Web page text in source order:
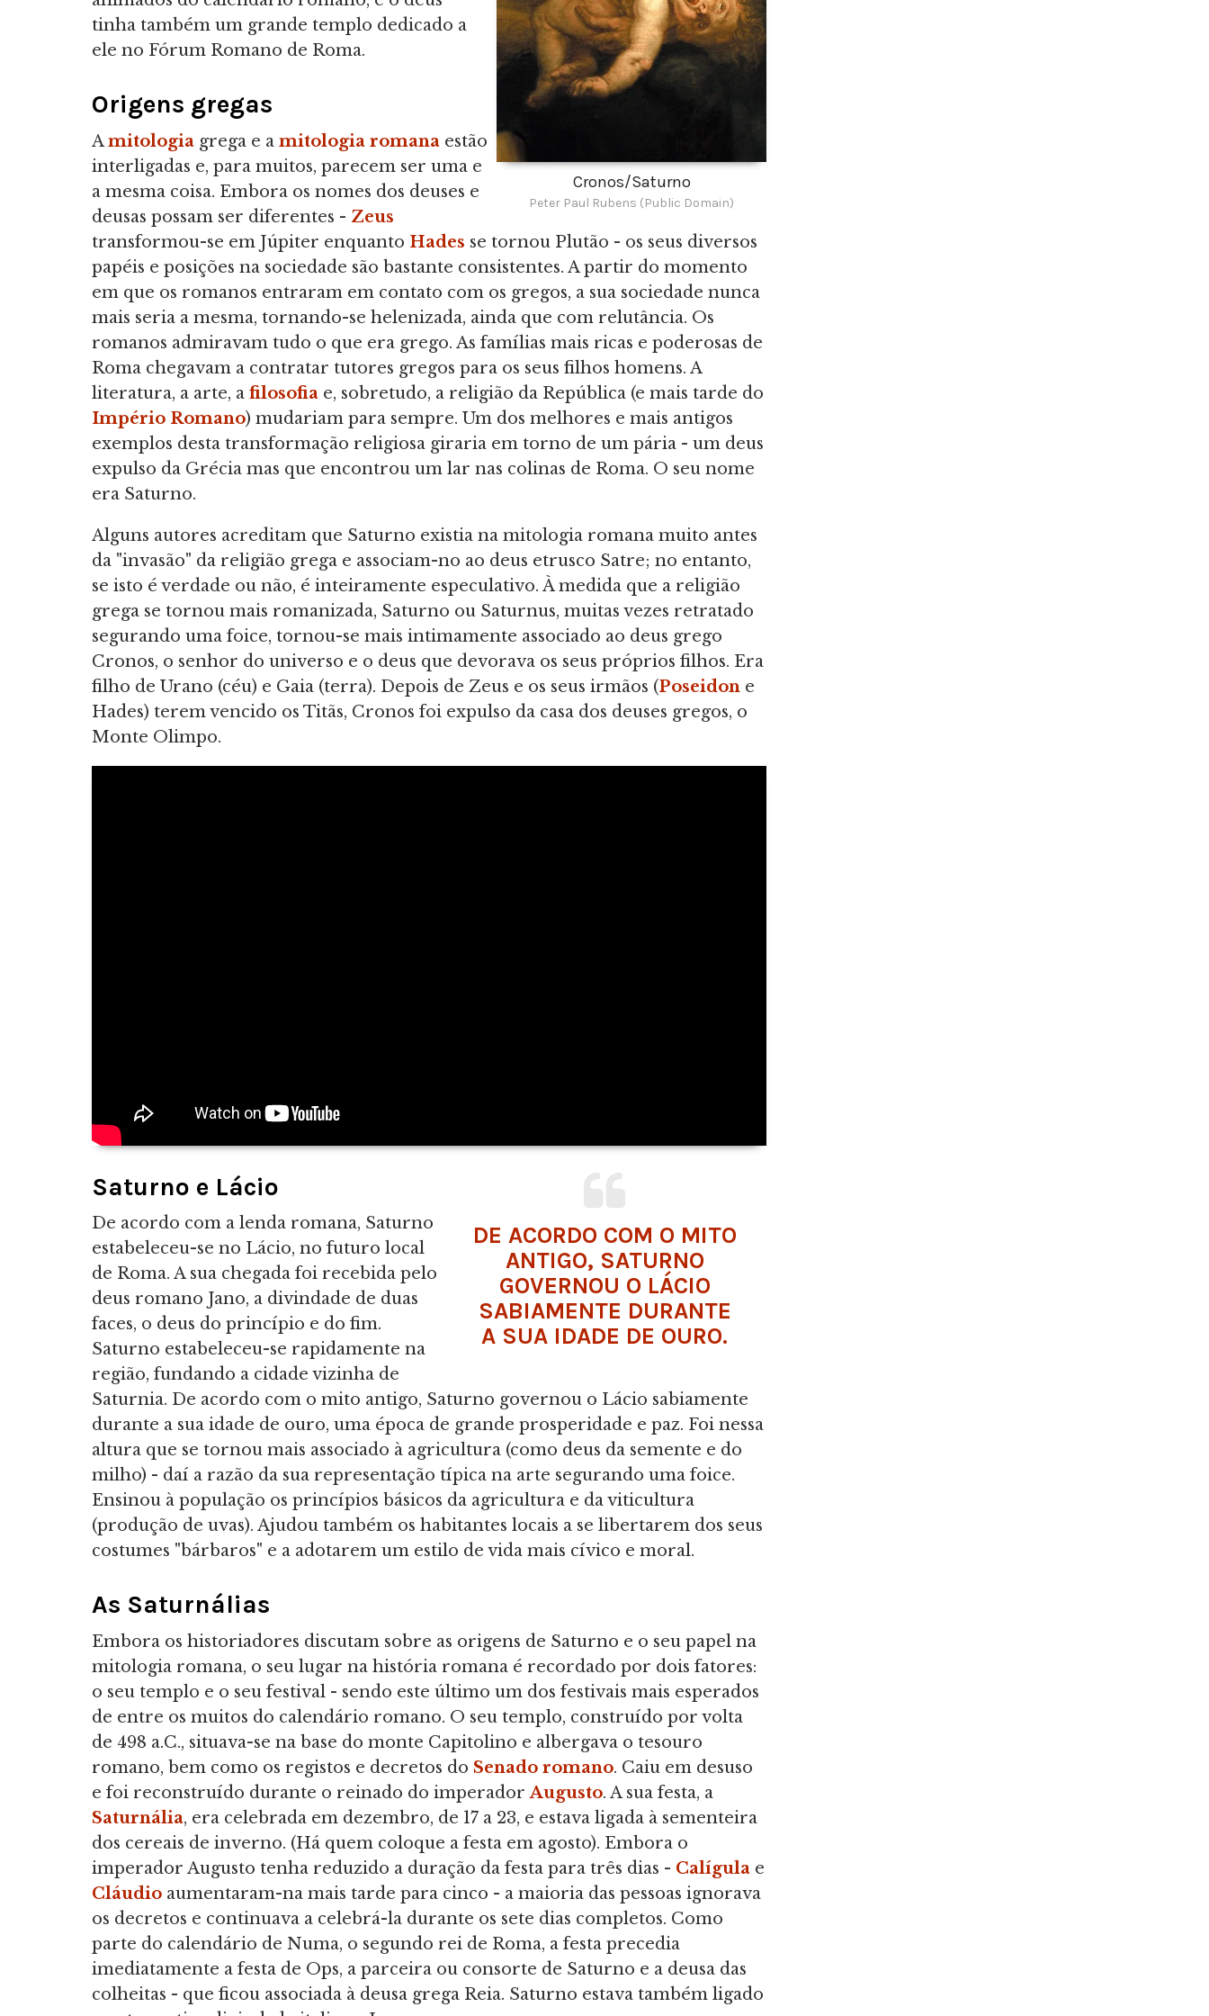
Cronos/Saturno
Peter Paul Rubens (Public Domain)
tinha também um grande templo dedicado a
ele no Fórum Romano de Roma.
Origens gregas
Amitologia grega e a mitologia romana estão
interligadas e, para muitos, parecem ser uma e
a mesma coisa. Embora os nomes dos deuses e
deusas possam ser diferentes - Zeus
transformou-se em Júpiter enquanto Hades se tornou Plutão - os seus diversos
papéis e posições na sociedade são bastante consistentes. A partir do momento
em que os romanos entraram em contato com os gregos, a sua sociedade nunca
mais seria a mesma, tornando-se helenizada, ainda que com relutância. Os
romanos admiravam tudo o que era grego. As famílias mais ricas e poderosas de
Roma chegavam a contratar tutores gregos para os seus filhos homens. A
literatura, a arte, a filosofia e, sobretudo, a religião da República (e mais tarde do
Império Romano) mudariam para sempre. Um dos melhores e mais antigos
exemplos desta transformação religiosa giraria em torno de um pária - um deus
expulso da Grécia mas que encontrou um lar nas colinas de Roma. O seu nome
era Saturno.
Alguns autores acreditam que Saturno existia na mitologia romana muito antes
da "invasão" da religião grega e associam-no ao deus etrusco Satre; no entanto,
se isto é verdade ou não, é inteiramente especulativo. À medida que a religião
grega se tornou mais romanizada, Saturno ou Saturnus, muitas vezes retratado
segurando uma foice, tornou-se mais intimamente associado ao deus grego
Cronos, o senhor do universo e o deus que devorava os seus próprios filhos. Era
filho de Urano (céu) e Gaia (terra). Depois de Zeus e os seus irmãos (Poseidon e
Hades) terem vencido os Titãs, Cronos foi expulso da casa dos deuses gregos, o
Monte Olimpo.
DE ACORDO COM O MITO
ANTIGO, SATURNO
GOVERNOU O LÁCIO
SABIAMENTE DURANTE
A SUA IDADE DE OURO.
Saturno e Lácio
De acordo com a lenda romana, Saturno
estabeleceu-se no Lácio, no futuro local
de Roma. A sua chegada foi recebida pelo
deus romano Jano, a divindade de duas
faces, o deus do princípio e do fim.
Saturno estabeleceu-se rapidamente na
região, fundando a cidade vizinha de
Saturnia. De acordo com o mito antigo, Saturno governou o Lácio sabiamente
durante a sua idade de ouro, uma época de grande prosperidade e paz. Foi nessa
altura que se tornou mais associado à agricultura (como deus da semente e do
milho) - daí a razão da sua representação típica na arte segurando uma foice.
Ensinou à população os princípios básicos da agricultura e da viticultura
(produção de uvas). Ajudou também os habitantes locais a se libertarem dos seus
costumes "bárbaros" e a adotarem um estilo de vida mais cívico e moral.
As Saturnálias
Embora os historiadores discutam sobre as origens de Saturno e o seu papel na
mitologia romana, o seu lugar na história romana é recordado por dois fatores:
o seu templo e o seu festival - sendo este último um dos festivais mais esperados
de entre os muitos do calendário romano. O seu templo, construído por volta
de 498 a.C., situava-se na base do monte Capitolino e albergava o tesouro
romano, bem como os registos e decretos do Senado romano. Caiu em desuso
e foi reconstruído durante o reinado do imperadorAugusto. A sua festa, a
Saturnália, era celebrada em dezembro, de 17 a 23, e estava ligada à sementeira
dos cereais de inverno. (Há quem coloque a festa em agosto). Embora o
imperador Augusto tenha reduzido a duração da festa para três dias - Calígula e
Cláudio aumentaram-na mais tarde para cinco - a maioria das pessoas ignorava
os decretos e continuava a celebrá-la durante os sete dias completos. Como
parte do calendário de Numa, o segundo rei de Roma, a festa precedia
imediatamente a festa de Ops, a parceira ou consorte de Saturno e a deusa das
colheitas - que ficou associada à deusa grega Reia. Saturno estava também ligado